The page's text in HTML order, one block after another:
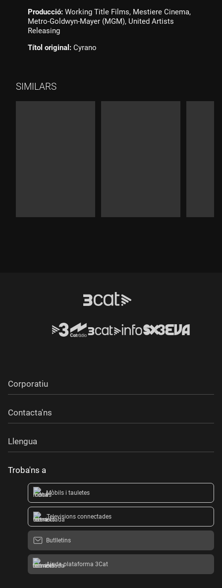
Producció: Working Title Films, Mestiere Cinema,
Metro-Goldwyn-Mayer (MGM), United Artists
Releasing
Títol original: Cyrano
SIMILARS
Corporatiu
Contacta'ns
Llengua
Troba'ns a
Mòbils i tauletes
Televisions connectades
Butlletins
Ajuda plataforma 3Cat